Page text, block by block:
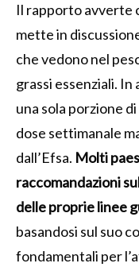
Il rapporto avverte
mette in
che vedono nel
grassi essenziali.
una sola porzione
dose settimanale
dall’Efsa. Molti
raccomandazioni
delle proprie linee
basandosi sul suo
fondamentali per